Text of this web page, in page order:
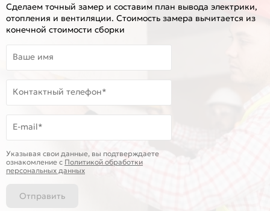
Сделаем точный замер и составим план вывода электрики,
отопления и вентиляции. Стоимость замера вычитается из
конечной стоимости сборки
Ваше имя
Контактный телефон*
E-mail*
Указывая свои данные, вы подтверждаете
ознакомление c Политикой обработки
персональных данных
Отправить